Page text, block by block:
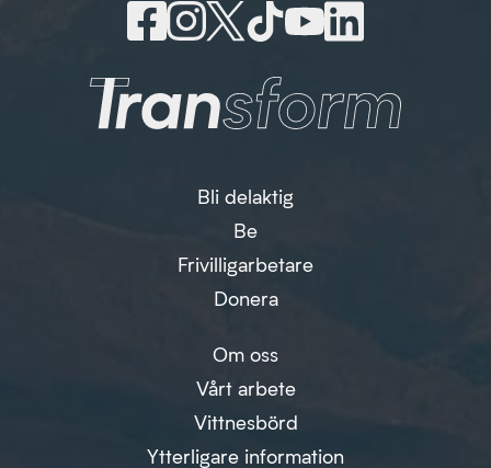
Bli delaktig
Be
Frivilligarbetare
Donera
Om oss
Vårt arbete
Vittnesbörd
Ytterligare information